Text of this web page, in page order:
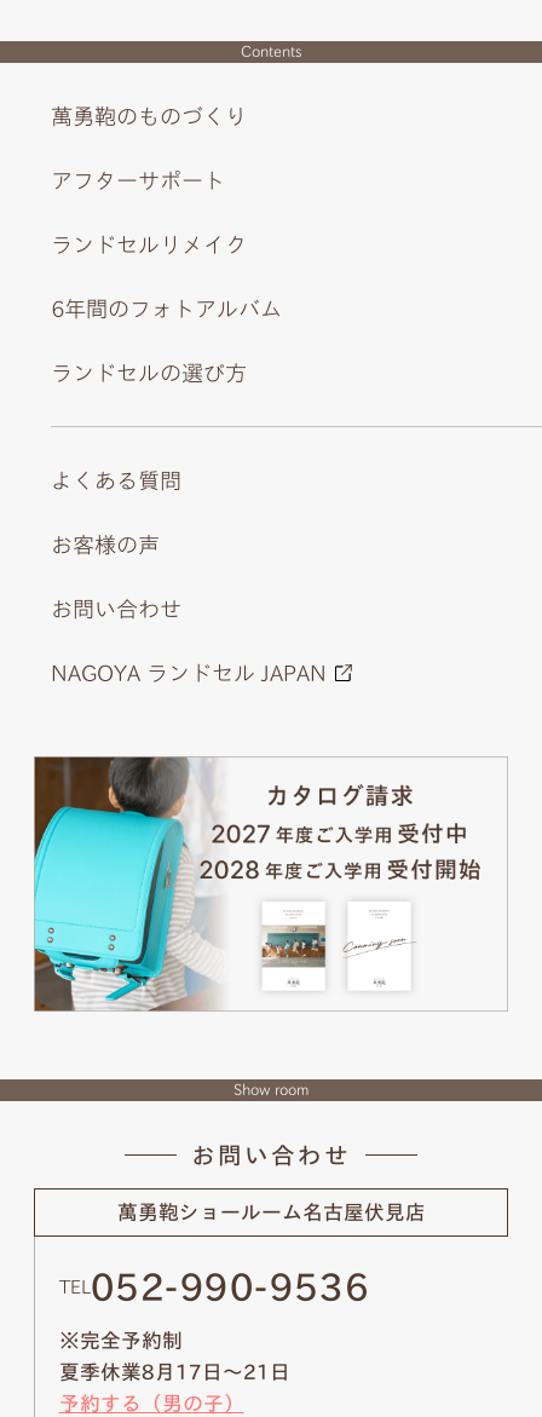
Contents
萬勇鞄のものづくり
アフターサポート
ランドセルリメイク
6年間のフォトアルバム
ランドセルの選び方
よくある質問
お客様の声
お問い合わせ
NAGOYA ランドセル JAPAN
Show room
お問い合わせ
萬勇鞄ショールーム名古屋伏見店
TEL 052-990-9536
※完全予約制
夏季休業8月17日～21日
予約する（男の子）